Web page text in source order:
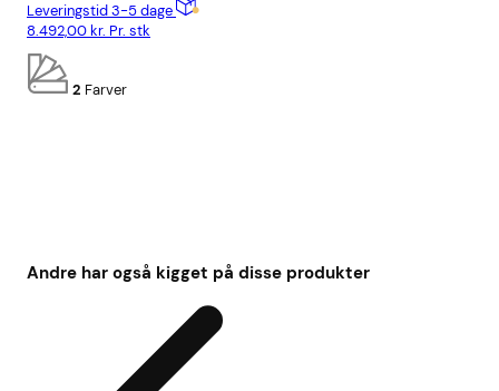
Leveringstid 3-5 dage
8.492,00kr. Pr. stk
2 Farver
Andre har også kigget på disse produkter